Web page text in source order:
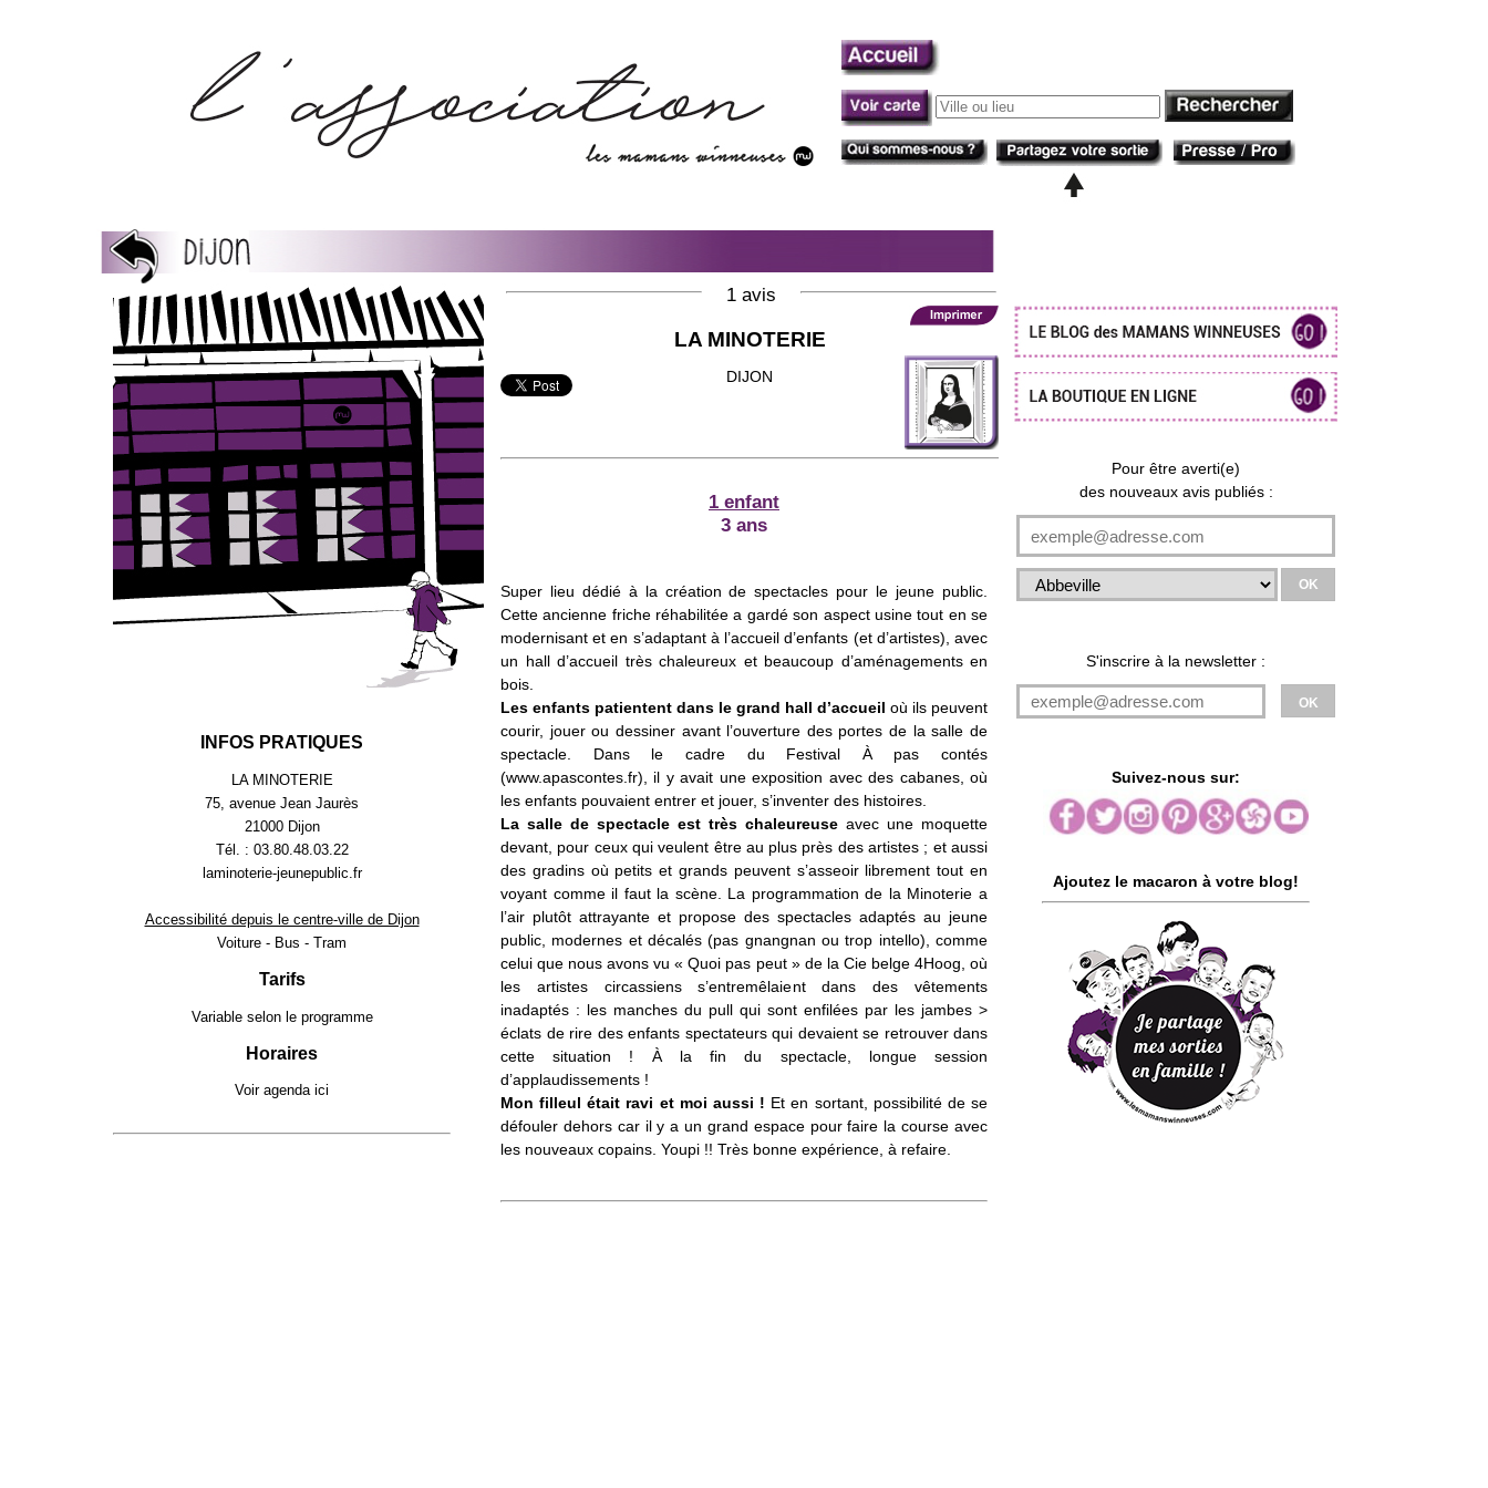
1 avis
LA MINOTERIE
DIJON
1 enfant
3 ans
Super lieu dédié à la création de spectacles pour le jeune public.
Cette ancienne friche réhabilitée a gardé son aspect usine tout en se
modernisant et en s’adaptant à l’accueil d’enfants (et d’artistes), avec
un hall d’accueil très chaleureux et beaucoup d’aménagements en
bois.
Les enfants patientent dans le grand hall d’accueil où ils peuvent
courir, jouer ou dessiner avant l’ouverture des portes de la salle de
spectacle. Dans le cadre du Festival À pas contés
(www.apascontes.fr), il y avait une exposition avec des cabanes, où
les enfants pouvaient entrer et jouer, s’inventer des histoires.
La salle de spectacle est très chaleureuse avec une moquette
devant, pour ceux qui veulent être au plus près des artistes ; et aussi
des gradins où petits et grands peuvent s’asseoir librement tout en
voyant comme il faut la scène. La programmation de la Minoterie a
l’air plutôt attrayante et propose des spectacles adaptés au jeune
public, modernes et décalés (pas gnangnan ou trop intello), comme
celui que nous avons vu « Quoi pas peut » de la Cie belge 4Hoog, où
les artistes circassiens s’entremêlaient dans des vêtements
inadaptés : les manches du pull qui sont enfilées par les jambes >
éclats de rire des enfants spectateurs qui devaient se retrouver dans
cette situation ! À la fin du spectacle, longue session
d’applaudissements !
Mon filleul était ravi et moi aussi ! Et en sortant, possibilité de se
défouler dehors car il y a un grand espace pour faire la course avec
les nouveaux copains. Youpi !! Très bonne expérience, à refaire.
INFOS PRATIQUES
LA MINOTERIE
75, avenue Jean Jaurès
21000 Dijon
Tél. : 03.80.48.03.22
laminoterie-jeunepublic.fr
Accessibilité depuis le centre-ville de Dijon
Voiture - Bus - Tram
Tarifs
Variable selon le programme
Horaires
Voir agenda ici